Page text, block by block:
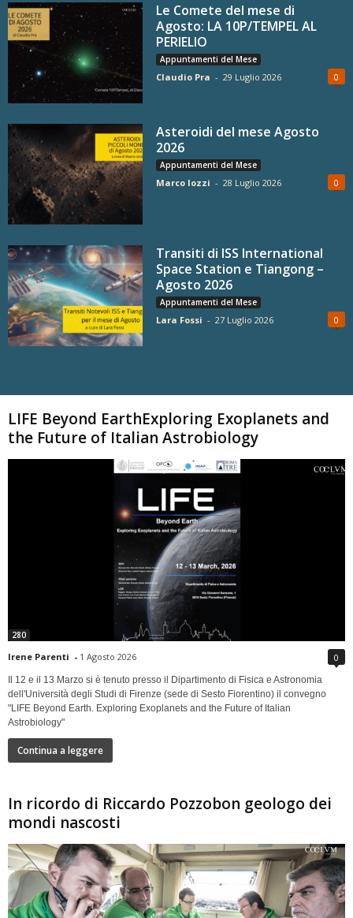
Le Comete del mese di
Agosto: LA 10P/TEMPEL AL
PERIELIO
Appuntamenti del Mese
Claudio Pra - 29 Luglio 2026 0
Asteroidi del mese Agosto
2026
Appuntamenti del Mese
Marco Iozzi - 28 Luglio 2026 0
Transiti di ISS International
Space Station e Tiangong –
Agosto 2026
Appuntamenti del Mese
Lara Fossi - 27 Luglio 2026 0
LIFE Beyond EarthExploring Exoplanets and
the Future of Italian Astrobiology
280
Irene Parenti - 1 Agosto 2026 0
Il 12 e il 13 Marzo si è tenuto presso il Dipartimento di Fisica e Astronomia
dell'Università degli Studi di Firenze (sede di Sesto Fiorentino) il convegno
"LIFE Beyond Earth. Exploring Exoplanets and the Future of Italian
Astrobiology"
Continua a leggere
In ricordo di Riccardo Pozzobon geologo dei
mondi nascosti